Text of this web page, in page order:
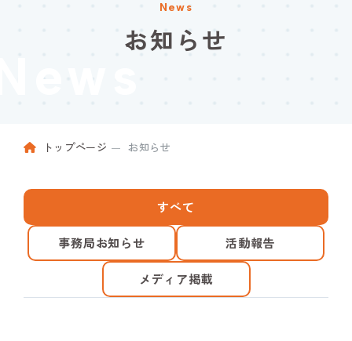
News
お知らせ
トップページ お知らせ
すべて
事務局お知らせ 活動報告
メディア掲載